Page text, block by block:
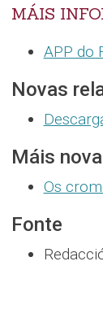
MÁIS
APP do
Novas
Máis
Os
Fonte